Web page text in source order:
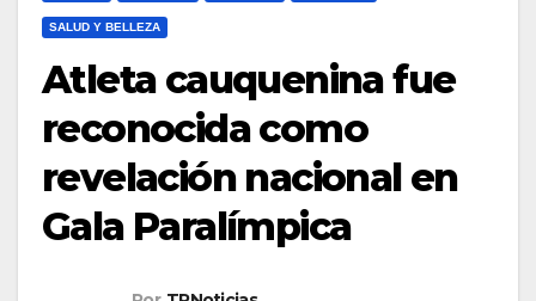
SALUD Y BELLEZA
Atleta cauquenina fue
reconocida como
revelación nacional en
Gala Paralímpica